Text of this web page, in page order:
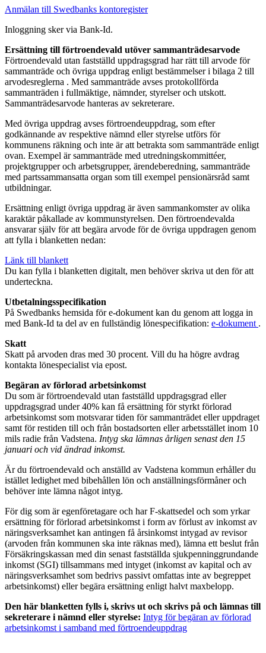
Anmälan till Swedbanks kontoregister
Inloggning sker via Bank-Id.
Ersättning till förtroendevald utöver sammanträdesarvode
Förtroendevald utan fastställd uppdragsgrad har rätt till arvode för
sammanträde och övriga uppdrag enligt bestämmelser i bilaga 2 till
arvodesreglerna . Med sammanträde avses protokollförda
sammanträden i fullmäktige, nämnder, styrelser och utskott.
Sammanträdesarvode hanteras av sekreterare.
Med övriga uppdrag avses förtroendeuppdrag, som efter
godkännande av respektive nämnd eller styrelse utförs för
kommunens räkning och inte är att betrakta som sammanträde enligt
ovan. Exempel är sammanträde med utredningskommittéer,
projektgrupper och arbetsgrupper, ärendeberedning, sammanträde
med partssammansatta organ som till exempel pensionärsråd samt
utbildningar.
Ersättning enligt övriga uppdrag är även sammankomster av olika
karaktär påkallade av kommunstyrelsen. Den förtroendevalda
ansvarar själv för att begära arvode för de övriga uppdragen genom
att fylla i blanketten nedan:
Länk till blankett
Du kan fylla i blanketten digitalt, men behöver skriva ut den för att
underteckna.
Utbetalningsspecifikation
På Swedbanks hemsida för e-dokument kan du genom att logga in
med Bank-Id ta del av en fullständig lönespecifikation: e-dokument .
Skatt
Skatt på arvoden dras med 30 procent. Vill du ha högre avdrag
kontakta lönespecialist via epost.
Begäran av förlorad arbetsinkomst
Du som är förtroendevald utan fastställd uppdragsgrad eller
uppdragsgrad under 40% kan få ersättning för styrkt förlorad
arbetsinkomst som motsvarar tiden för sammanträdet eller uppdraget
samt för restiden till och från bostadsorten eller arbetsstället inom 10
mils radie från Vadstena. Intyg ska lämnas årligen senast den 15
januari och vid ändrad inkomst.
Är du förtroendevald och anställd av Vadstena kommun erhåller du
istället ledighet med bibehållen lön och anställningsförmåner och
behöver inte lämna något intyg.
För dig som är egenföretagare och har F-skattsedel och som yrkar
ersättning för förlorad arbetsinkomst i form av förlust av inkomst av
näringsverksamhet kan antingen få årsinkomst intygad av revisor
(arvoden från kommunen ska inte räknas med), lämna ett beslut från
Försäkringskassan med din senast fastställda sjukpenninggrundande
inkomst (SGI) tillsammans med intyget (inkomst av kapital och av
näringsverksamhet som bedrivs passivt omfattas inte av begreppet
arbetsinkomst) eller begära ersättning enligt halvt maxbelopp.
Den här blanketten fylls i, skrivs ut och skrivs på och lämnas till
sekreterare i nämnd eller styrelse: Intyg för begäran av förlorad
arbetsinkomst i samband med förtroendeuppdrag